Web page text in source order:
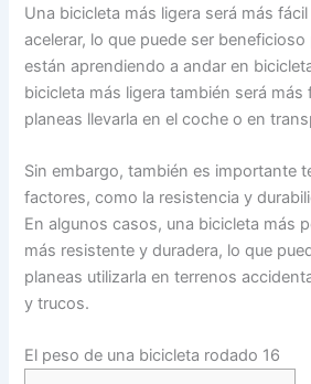
Una bicicleta más ligera será más
acelerar, lo que puede ser
están aprendiendo a andar en
bicicleta más ligera también será
planeas llevarla en el coche o en
Sin embargo, también es importante
factores, como la resistencia y
En algunos casos, una bicicleta más
más resistente y duradera, lo que
planeas utilizarla en terrenos
y trucos.
El peso de una bicicleta rodado 16